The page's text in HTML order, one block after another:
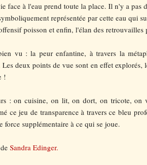
face à l'eau prend toute la place. Il n'y a pas
représentée par cette eau qui
poisson et enfin, l'élan des retrouvailles
vu : la peur enfantine, à travers la
deux points de vue sont en effet
!
: on cuisine, on lit, on dort, on tricote, on
ce jeu de transparence à travers ce bleu
supplémentaire à ce qui se joue.
Sandra Edinger.